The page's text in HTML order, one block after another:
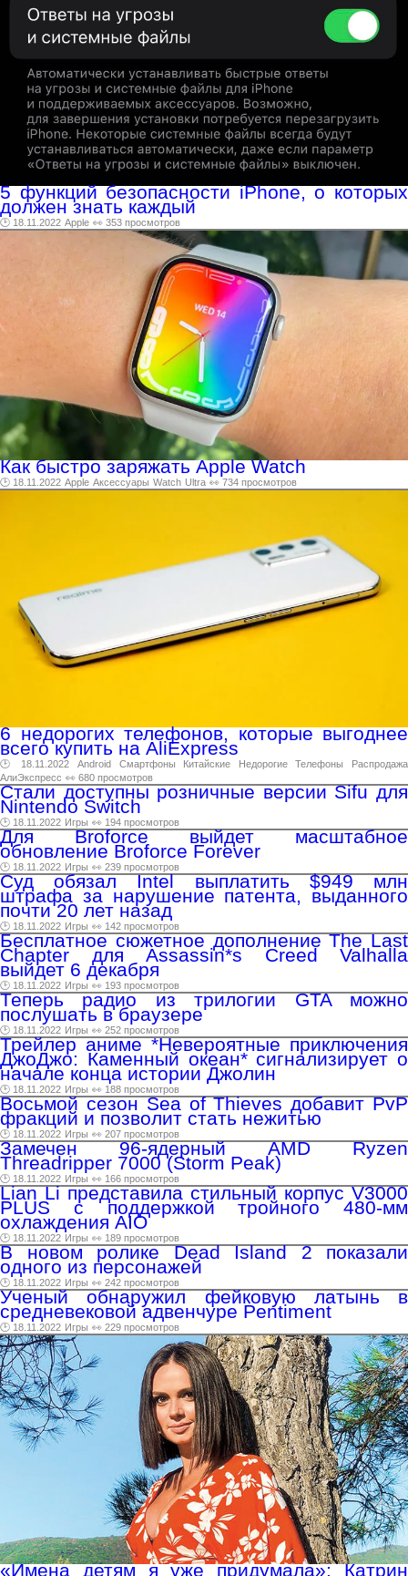
5 функций безопасности iPhone, о которых
должен знать каждый
🕑 18.11.2022 Apple 👀 353 просмотров
Как быстро заряжать Apple Watch
🕑 18.11.2022 Apple Аксессуары Watch Ultra 👀 734 просмотров
6 недорогих телефонов, которые выгоднее
всего купить на AliExpress
🕑 18.11.2022 Android Смартфоны Китайские Недорогие Телефоны
Распродажа
АлиЭкспресс 👀 680 просмотров
Стали доступны розничные версии Sifu для
Nintendo Switch
🕑 18.11.2022 Игры 👀 194 просмотров
Для Broforce выйдет масштабное
обновление Broforce Forever
🕑 18.11.2022 Игры 👀 239 просмотров
Суд обязал Intel выплатить $949 млн
штрафа за нарушение патента, выданного
почти 20 лет назад
🕑 18.11.2022 Игры 👀 142 просмотров
Бесплатное сюжетное дополнение The Last
Chapter для Assassin*s Creed Valhalla
выйдет 6 декабря
🕑 18.11.2022 Игры 👀 193 просмотров
Теперь радио из трилогии GTA можно
послушать в браузере
🕑 18.11.2022 Игры 👀 252 просмотров
Трейлер аниме *Невероятные приключения
ДжоДжо: Каменный океан* сигнализирует о
начале конца истории Джолин
🕑 18.11.2022 Игры 👀 188 просмотров
Восьмой сезон Sea of Thieves добавит PvP
фракций и позволит стать нежитью
🕑 18.11.2022 Игры 👀 207 просмотров
Замечен 96-ядерный AMD Ryzen
Threadripper 7000 (Storm Peak)
🕑 18.11.2022 Игры 👀 166 просмотров
Lian Li представила стильный корпус V3000
PLUS с поддержкой тройного 480-мм
охлаждения AIO
🕑 18.11.2022 Игры 👀 189 просмотров
В новом ролике Dead Island 2 показали
одного из персонажей
🕑 18.11.2022 Игры 👀 242 просмотров
Ученый обнаружил фейковую латынь в
средневековой адвенчуре Pentiment
🕑 18.11.2022 Игры 👀 229 просмотров
«Имена детям я уже придумала»: Катрин